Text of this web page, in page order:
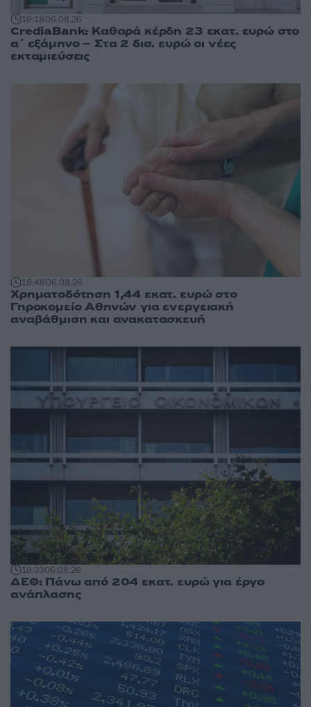
19:1806.08.26
CrediaBank: Καθαρά κέρδη 23 εκατ. ευρώ στο
α΄ εξάμηνο – Στα 2 δισ. ευρώ οι νέες
εκταμιεύσεις
18:4806.08.26
Χρηματοδότηση 1,44 εκατ. ευρώ στο
Γηροκομείο Αθηνών για ενεργειακή
αναβάθμιση και ανακατασκευή
18:3306.08.26
ΔΕΘ: Πάνω από 204 εκατ. ευρώ για έργο
ανάπλασης